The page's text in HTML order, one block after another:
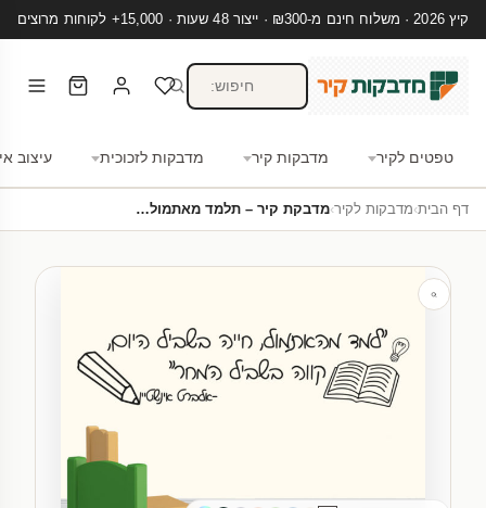
קיץ 2026 · משלוח חינם מ-₪300 · ייצור 48 שעות · 15,000+ לקוחות מרוצים
טפטים לקיר מדבקות קיר מדבקות לזכוכית עיצוב
דף הבית›מדבקות לקיר›מדבקת קיר – תלמד מאתמול…